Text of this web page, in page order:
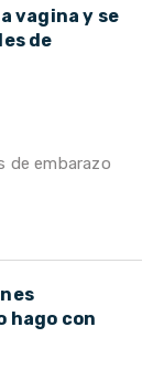
vagina y se
de
de embarazo
hago con